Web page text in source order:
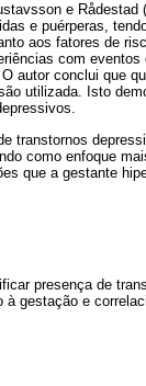
e
e puérperas,
aos fatores de
com
autor conclui que
utilizada. Isto
transtornos
como enfoque
que a gestante
presença de
gestação e